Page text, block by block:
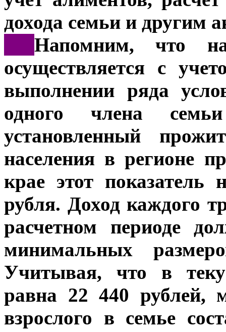
дохода семьи и другим
Напомним, что
осуществляется с
выполнении ряда
одного члена
установленный
населения в регионе
крае этот
рубля. Доход каждого
расчетном периоде
минимальных
Учитывая, что в
равна 22 440 рублей,
взрослого в семье